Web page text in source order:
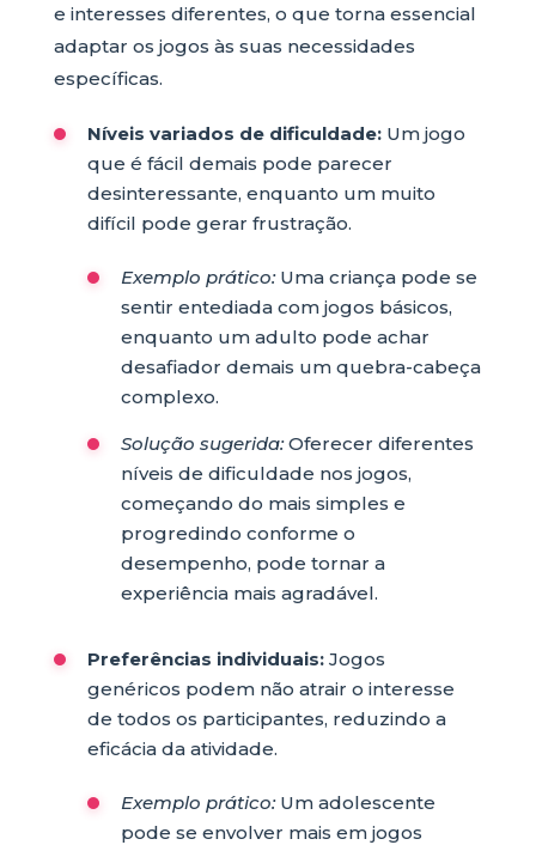
e interesses diferentes, o que torna essencial
adaptar os jogos às suas necessidades
específicas.
Níveis variados de dificuldade:Um jogo
que é fácil demais pode parecer
desinteressante, enquanto um muito
difícil pode gerar frustração.
Exemplo prático:Uma criança pode se
sentir entediada com jogos básicos,
enquanto um adulto pode achar
desafiador demais um quebra-cabeça
complexo.
Solução sugerida:Oferecer diferentes
níveis de dificuldade nos jogos,
começando do mais simples e
progredindo conforme o
desempenho, pode tornar a
experiência mais agradável.
Preferências individuais:Jogos
genéricos podem não atrair o interesse
de todos os participantes, reduzindo a
eficácia da atividade.
Exemplo prático:Um adolescente
pode se envolver mais em jogos